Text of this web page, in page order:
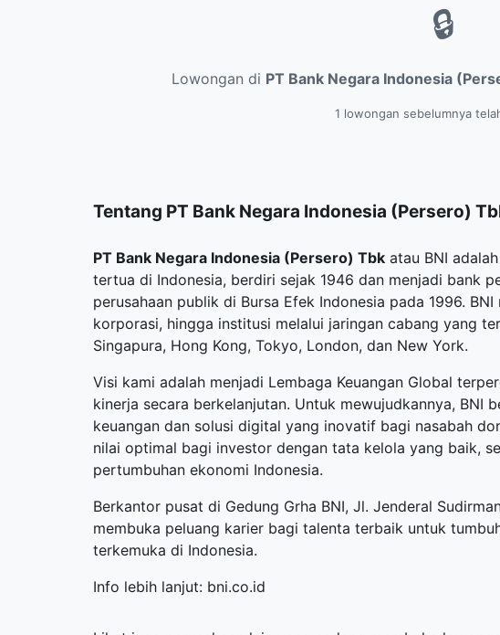
🔒
Lowongan di PT Bank Negara Indonesia
1 lowongan sebelumnya
Tentang PT Bank Negara Indonesia (Persero)
PT Bank Negara Indonesia (Persero) Tbk atau BNI
tertua di Indonesia, berdiri sejak 1946 dan menjadi bank
perusahaan publik di Bursa Efek Indonesia pada 1996.
korporasi, hingga institusi melalui jaringan cabang yang
Singapura, Hong Kong, Tokyo, London, dan New York.
Visi kami adalah menjadi Lembaga Keuangan Global
kinerja secara berkelanjutan. Untuk mewujudkannya, BNI
keuangan dan solusi digital yang inovatif bagi nasabah
nilai optimal bagi investor dengan tata kelola yang baik,
pertumbuhan ekonomi Indonesia.
Berkantor pusat di Gedung Grha BNI, Jl. Jenderal
membuka peluang karier bagi talenta terbaik untuk
terkemuka di Indonesia.
Info lebih lanjut: bni.co.id